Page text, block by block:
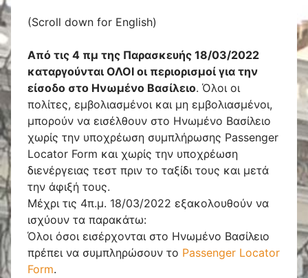
(Scroll down for English)
Από τις 4 πμ της Παρασκευής 18/03/2022
καταργούνται ΟΛΟΙ οι περιορισμοί για την
είσοδο στο Ηνωμένο Βασίλειο. Όλοι οι
πολίτες, εμβολιασμένοι και μη εμβολιασμένοι,
μπορούν να εισέλθουν στο Ηνωμένο Βασίλειο
χωρίς την υποχρέωση συμπλήρωσης Passenger
Locator Form και χωρίς την υποχρέωση
διενέργειας τεστ πριν το ταξίδι τους και μετά
την άφιξή τους.
Μέχρι τις 4π.μ. 18/03/2022 εξακολουθούν να
ισχύουν τα παρακάτω:
Όλοι όσοι εισέρχονται στο Ηνωμένο Βασίλειο
πρέπει να συμπληρώσουν το Passenger Locator
Form.